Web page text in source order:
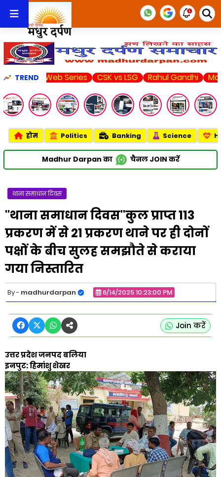
TREND
Series CSK vs LSG Rahul Gandhi Market Live!
होम Politics Banking Science
Madhur Darpan का चैनल JOIN करें
थाना समाधान दिवस
"थाना समाधान दिवस"कुल प्राप्त 113
प्रकरण में से 21 प्रकरण थाने पर ही दोनों
पक्षों के बीच सुलह समझौते से कराया
गया निस्तारित
madhurdarpan 6/14/2025 10:23:00 PM
Join करें
उत्तर प्रदेश जनपद बलिया
इनपुट: हिमांशु शेखर